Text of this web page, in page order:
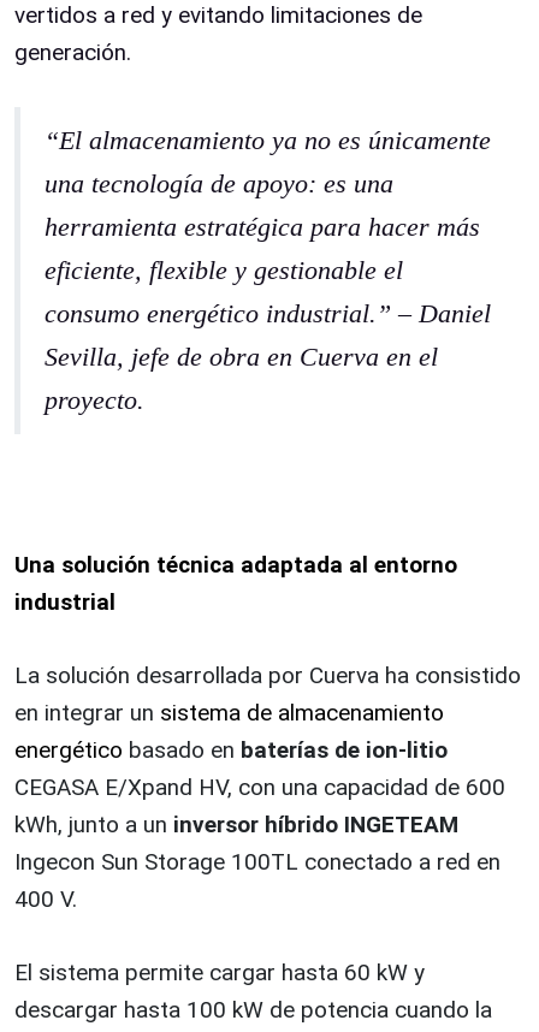
vertidos a red y evitando limitaciones de
generación.
“El almacenamiento ya no es únicamente
una tecnología de apoyo: es una
herramienta estratégica para hacer más
eficiente, flexible y gestionable el
consumo energético industrial.” – Daniel
Sevilla, jefe de obra en Cuerva en el
proyecto.
Una solución técnica adaptada al entorno
industrial
La solución desarrollada por Cuerva ha consistido
en integrar un sistema de almacenamiento
energético basado en baterías de ion-litio
CEGASA E/Xpand HV, con una capacidad de 600
kWh, junto a un inversor híbrido INGETEAM
Ingecon Sun Storage 100TL conectado a red en
400 V.
El sistema permite cargar hasta 60 kW y
descargar hasta 100 kW de potencia cuando la